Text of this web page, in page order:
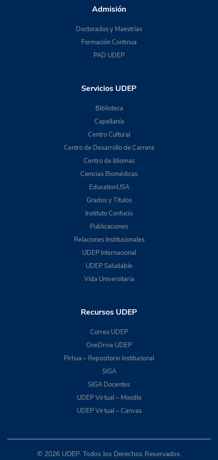
Admisión
Doctorados y Maestrías
Formación Continua
PAD UDEP
Servicios UDEP
Biblioteca
Capellanía
Centro Cultural
Centro de Desarrollo de Carrera
Centro de Idiomas
Ciencias Biomédicas
EducationUSA
Grados y Títulos
Instituto Confucio
Publicaciones
Relaciones Institucionales
UDEP Internacional
UDEP Saludable
Vida Universitaria
Recursos UDEP
Correo UDEP
OneDrive UDEP
Pirhua – Repositorio Institucional
SIGA
SIGA Docentes
UDEP Virtual – Moodle
UDEP Virtual – Canvas
© 2026 UDEP. Todos los Derechos Reservados.